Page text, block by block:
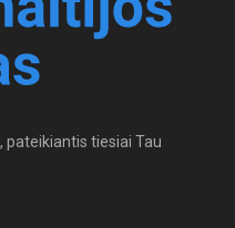
pateikiantis tiesiai Tau